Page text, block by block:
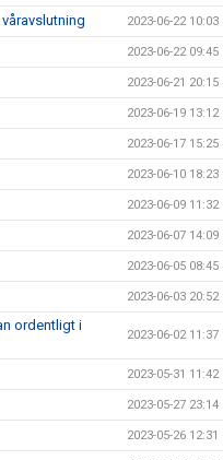
2023-06-22 10:03
2023-06-22 09:45
2023-06-21 20:15
2023-06-19 13:12
2023-06-17 15:25
2023-06-10 18:23
2023-06-09 11:32
2023-06-07 14:09
2023-06-05 08:45
2023-06-03 20:52
ordentligt i
2023-06-02 11:37
2023-05-31 11:42
2023-05-27 23:14
2023-05-26 12:31